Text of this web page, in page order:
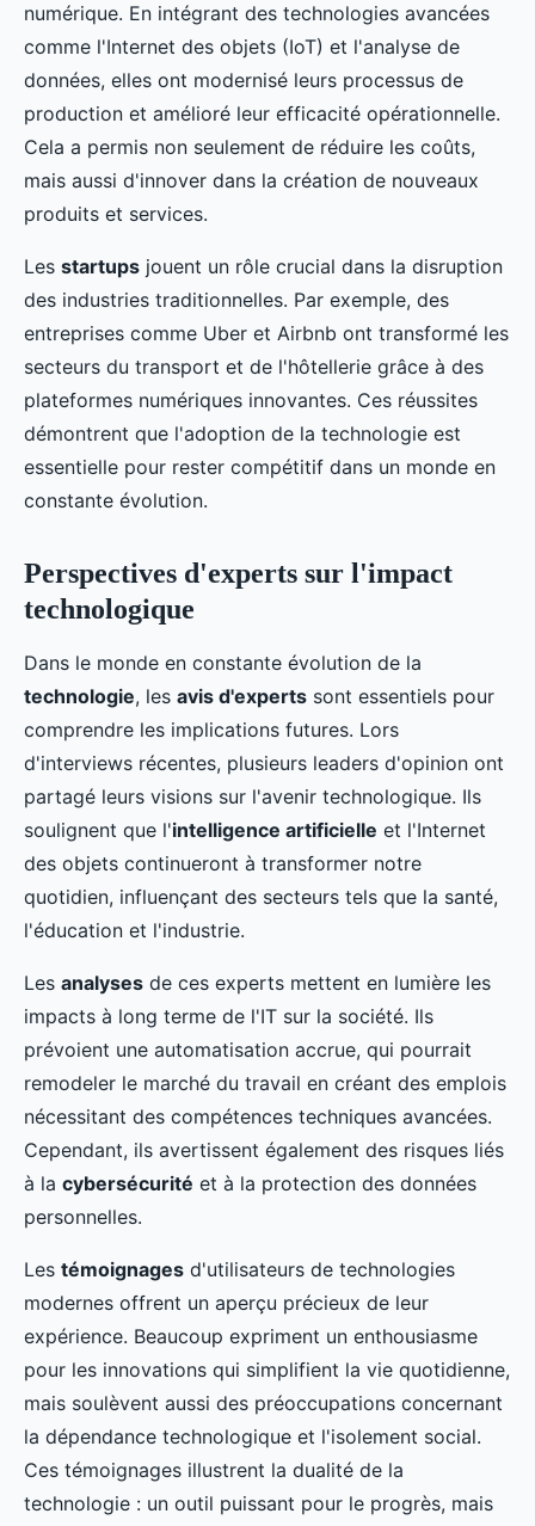
numérique. En intégrant des technologies avancées
comme l'Internet des objets (IoT) et l'analyse de
données, elles ont modernisé leurs processus de
production et amélioré leur efficacité opérationnelle.
Cela a permis non seulement de réduire les coûts,
mais aussi d'innover dans la création de nouveaux
produits et services.
Les startups jouent un rôle crucial dans la disruption
des industries traditionnelles. Par exemple, des
entreprises comme Uber et Airbnb ont transformé les
secteurs du transport et de l'hôtellerie grâce à des
plateformes numériques innovantes. Ces réussites
démontrent que l'adoption de la technologie est
essentielle pour rester compétitif dans un monde en
constante évolution.
Perspectives d'experts sur l'impact
technologique
Dans le monde en constante évolution de la
technologie, les avis d'experts sont essentiels pour
comprendre les implications futures. Lors
d'interviews récentes, plusieurs leaders d'opinion ont
partagé leurs visions sur l'avenir technologique. Ils
soulignent que l'intelligence artificielle et l'Internet
des objets continueront à transformer notre
quotidien, influençant des secteurs tels que la santé,
l'éducation et l'industrie.
Les analyses de ces experts mettent en lumière les
impacts à long terme de l'IT sur la société. Ils
prévoient une automatisation accrue, qui pourrait
remodeler le marché du travail en créant des emplois
nécessitant des compétences techniques avancées.
Cependant, ils avertissent également des risques liés
à la cybersécurité et à la protection des données
personnelles.
Les témoignages d'utilisateurs de technologies
modernes offrent un aperçu précieux de leur
expérience. Beaucoup expriment un enthousiasme
pour les innovations qui simplifient la vie quotidienne,
mais soulèvent aussi des préoccupations concernant
la dépendance technologique et l'isolement social.
Ces témoignages illustrent la dualité de la
technologie : un outil puissant pour le progrès, mais